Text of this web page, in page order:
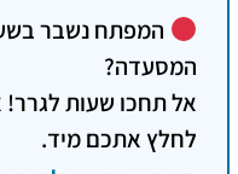
המפתח נשבר
המסעדה?
אל תחכו שעות לגרר!
לחלץ אתכם מיד.